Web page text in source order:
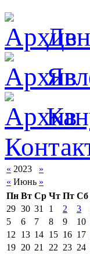
« 2023
»
« Июнь »
Пн Вт Ср Чт Пт Сб
29 30 31 1 2 3
5
6 7 8 9 10
12
13 14 15 16 17
19 20 21 22 23 24